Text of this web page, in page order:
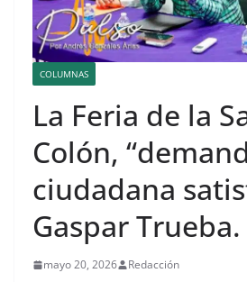
COLUMNAS
La Feria de la
Colón,
ciudadana
Gaspar Trueba.
mayo 20, 2026 Redacción